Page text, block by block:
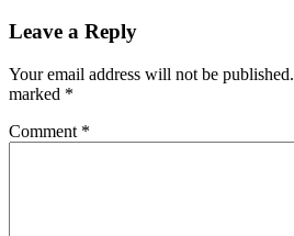
Leave a Reply
Your email address will not be published.
marked *
Comment *